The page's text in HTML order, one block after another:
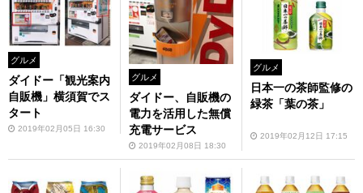
グルメ
ダイドー「観光案内
自販機」横須賀でス
タート
2019年02月05日 16:30
グルメ
ダイドー、自販機の
電力を活用した無償
充電サービス
2019年02月08日 18:30
グルメ
日本一の茶師監修の
緑茶「葉の茶」
2019年02月12日 17:15